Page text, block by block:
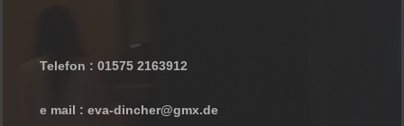
Telefon : 01575 2163912
e mail : eva-dincher@gmx.de